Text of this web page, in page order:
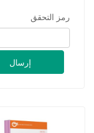
رمز التحقق
إرسال